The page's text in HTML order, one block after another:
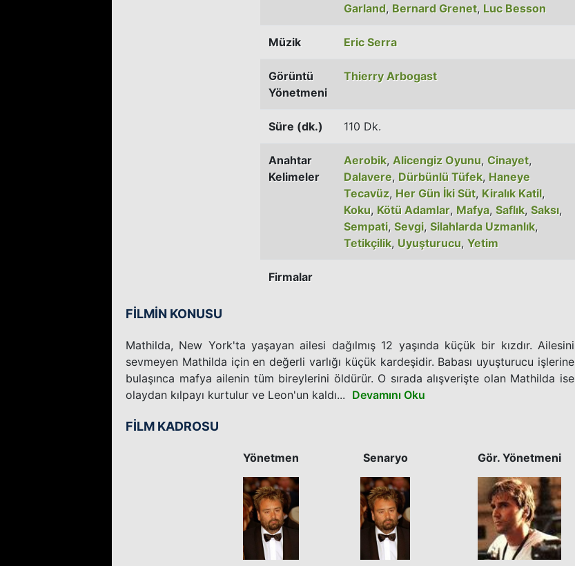
Garland, Bernard Grenet, Luc Besson
Müzik Eric Serra
Görüntü
Yönetmeni
Thierry Arbogast
Süre (dk.) 110 Dk.
Anahtar
Kelimeler
Aerobik, Alicengiz Oyunu, Cinayet,
Dalavere, Dürbünlü Tüfek, Haneye
Tecavüz, Her Gün İki Süt, Kiralık Katil,
Koku, Kötü Adamlar, Mafya, Saflık, Saksı,
Sempati, Sevgi, Silahlarda Uzmanlık,
Tetikçilik, Uyuşturucu, Yetim
Firmalar
FİLMİN KONUSU
Mathilda, New York'ta yaşayan ailesi dağılmış 12 yaşında küçük bir kızdır. Ailesini
sevmeyen Mathilda için en değerli varlığı küçük kardeşidir. Babası uyuşturucu işlerine
bulaşınca mafya ailenin tüm bireylerini öldürür. O sırada alışverişte olan Mathilda ise
olaydan kılpayı kurtulur ve Leon'un kaldı... Devamını Oku
FİLM KADROSU
Yönetmen Senaryo Gör. Yönetmeni